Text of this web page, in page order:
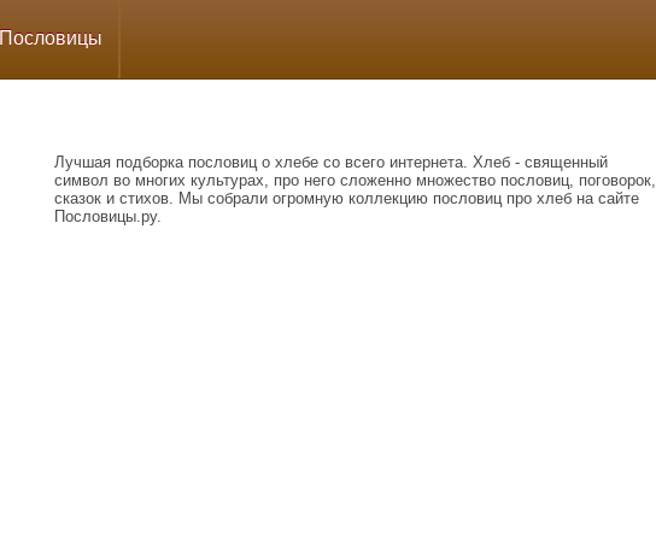
Пословицы
Лучшая подборка пословиц о хлебе со всего интернета. Хлеб - священный
символ во многих культурах, про него сложенно множество пословиц, поговорок,
сказок и стихов. Мы собрали огромную коллекцию пословиц про хлеб на сайте
Пословицы.ру.